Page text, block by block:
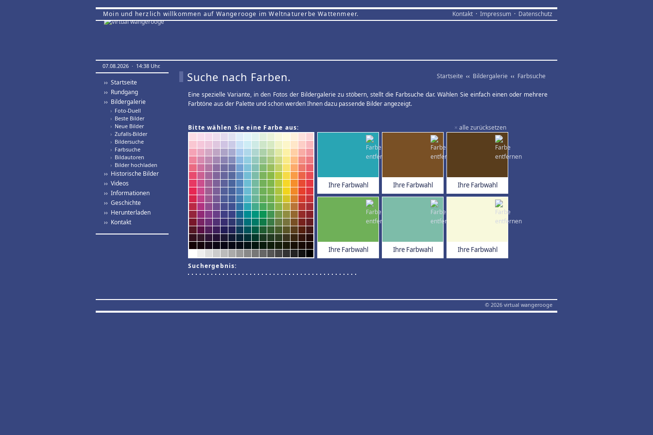
Moin und herzlich willkommen auf Wangerooge im Weltnaturerbe Wattenmeer. Kontakt · Impressum · Datenschutz
07.08.2026 · 14:38 Uhr.
›› Startseite
›› Rundgang
›› Bildergalerie
› Foto-Duell
› Beste Bilder
› Neue Bilder
› Zufalls-Bilder
› Bildersuche
› Farbsuche
› Bildautoren
› Bilder hochladen
›› Historische Bilder
›› Videos
›› Informationen
›› Geschichte
›› Herunterladen
›› Kontakt
Startseite ‹‹ Bildergalerie ‹‹ Farbsuche
Suche nach Farben.
Eine spezielle Variante, in den Fotos der Bildergalerie zu stöbern, stellt die Farbsuche dar. Wählen Sie einfach einen oder mehrere
Farbtöne aus der Palette und schon werden Ihnen dazu passende Bilder angezeigt.
× alle zurücksetzen
Bitte wählen Sie eine Farbe aus:
Ihre Farbwahl Ihre Farbwahl Ihre Farbwahl
Ihre Farbwahl Ihre Farbwahl Ihre Farbwahl
Suchergebnis:
© 2026 virtual wangerooge